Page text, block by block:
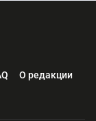
О редакции